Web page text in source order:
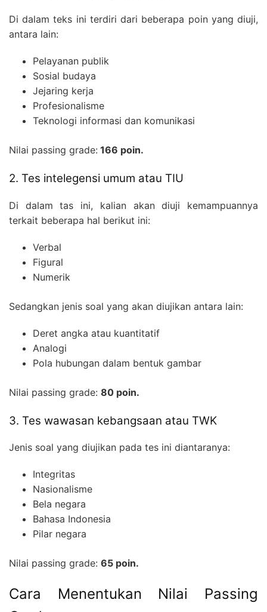
Di dalam teks ini terdiri dari beberapa poin yang diuji,
antara lain:
Pelayanan publik
Sosial budaya
Jejaring kerja
Profesionalisme
Teknologi informasi dan komunikasi
Nilai passing grade: 166 poin.
2. Tes intelegensi umum atau TIU
Di dalam tas ini, kalian akan diuji kemampuannya
terkait beberapa hal berikut ini:
Verbal
Figural
Numerik
Sedangkan jenis soal yang akan diujikan antara lain:
Deret angka atau kuantitatif
Analogi
Pola hubungan dalam bentuk gambar
Nilai passing grade: 80 poin.
3. Tes wawasan kebangsaan atau TWK
Jenis soal yang diujikan pada tes ini diantaranya:
Integritas
Nasionalisme
Bela negara
Bahasa Indonesia
Pilar negara
Nilai passing grade: 65 poin.
Cara Menentukan Nilai Passing